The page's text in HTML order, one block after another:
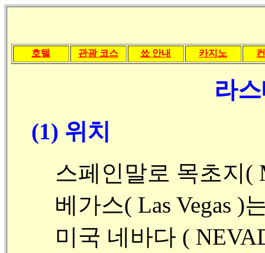
호텔 관광 코스 쑈 안내 카지노
라
(1) 위치
스페인말로 목초지(
베가스( Las Vegas )
미국 네바다 (